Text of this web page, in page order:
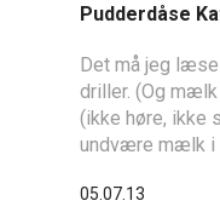
Pudderdåse
Det må jeg læse
driller. (Og
(ikke høre, ikke
undvære mælk i
05.07.13